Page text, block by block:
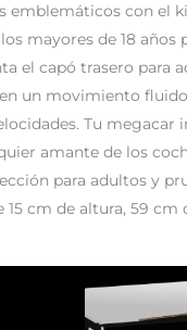
con el
mayores de 18
el capó trasero para
un movimiento
Tu
amante de los
para adultos y
cm de altura, 59